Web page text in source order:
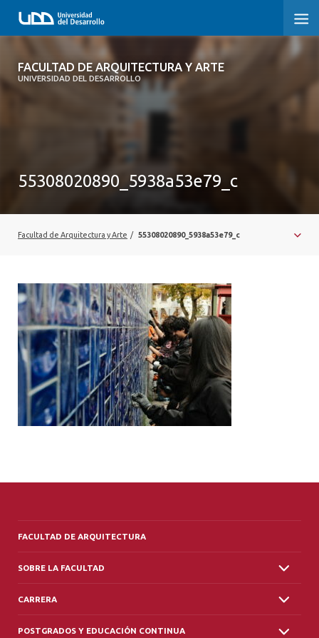
FACULTAD DE ARQUITECTURA Y ARTE
UNIVERSIDAD DEL DESARROLLO
FACULTAD DE ARQUITECTURA Y ARTE
VINCULACIÓN CON EL MEDIO
ALUMNI
PLATAFORMA VUT
55308020890_5938a53e79_c
Facultad de Arquitectura y Arte / 55308020890_5938a53e79_c
FACULTAD DE ARQUITECTURA
SOBRE LA FACULTAD
CARRERA
POSTGRADOS Y EDUCACIÓN CONTINUA